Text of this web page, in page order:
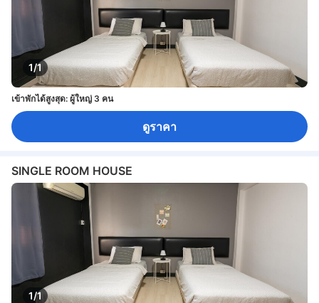
1/1
เข้าพักได้สูงสุด: ผู้ใหญ่ 3 คน
ดูราคา
SINGLE ROOM HOUSE
1/1